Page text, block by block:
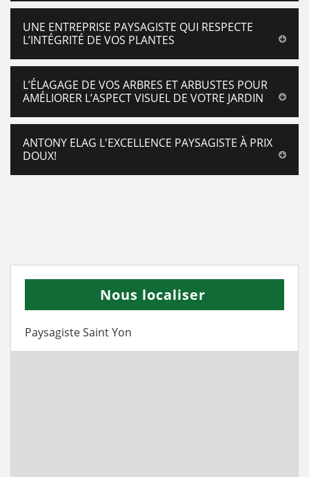
UNE ENTREPRISE PAYSAGISTE QUI RESPECTE
L’INTÉGRITÉ DE VOS PLANTES
L’ÉLAGAGE DE VOS ARBRES ET ARBUSTES POUR
AMÉLIORER L’ASPECT VISUEL DE VOTRE JARDIN
ANTONY ELAG L'EXCELLENCE PAYSAGISTE À PRIX
DOUX!
Nous localiser
Paysagiste Saint Yon